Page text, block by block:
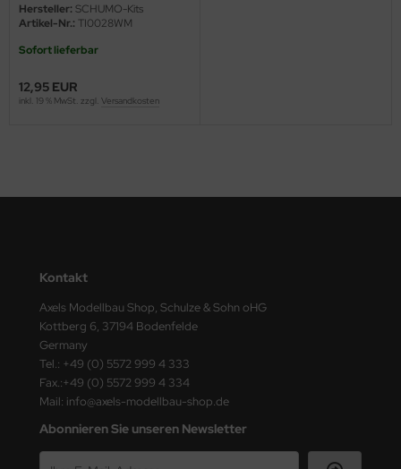
Hersteller: SCHUMO-Kits
Artikel-Nr.: TI0028WM
Sofort lieferbar
12,95 EUR
inkl. 19 % MwSt. zzgl. Versandkosten
Kontakt
Axels Modellbau Shop, Schulze & Sohn oHG
Kottberg 6, 37194 Bodenfelde
Germany
Tel.: +49 (0) 5572 999 4 333
Fax.:+49 (0) 5572 999 4 334
Mail: info@axels-modellbau-shop.de
Abonnieren Sie unseren Newsletter
Hobby
Decals